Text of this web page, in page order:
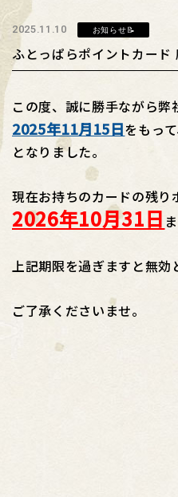
2025.11.10 お知らせ📝
ふとっぱらポイントカード
この度、誠に勝手ながら弊
2025年11月15日をもって
となりました。
現在お持ちのカードの残り
2026年10月31日
上記期限を過ぎますと無効
ご了承くださいませ。